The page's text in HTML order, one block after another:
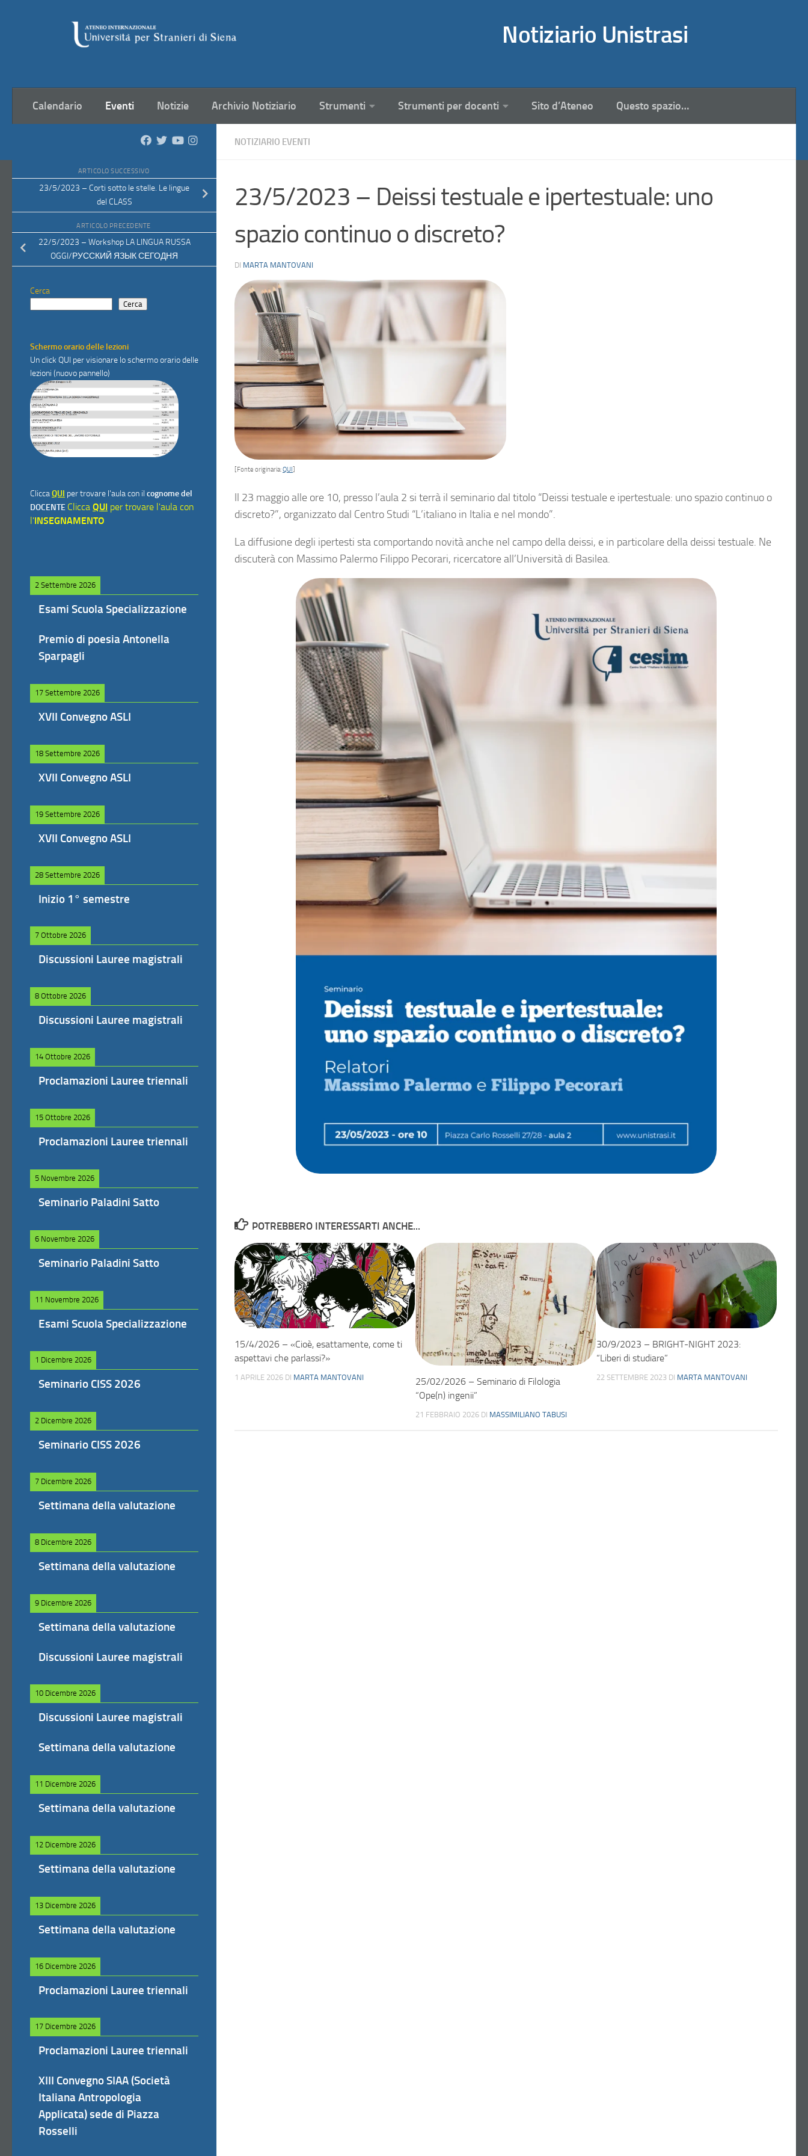
Notiziario Unistrasi
Calendario Eventi Notizie Archivio Notiziario Strumenti Strumenti per docenti Sito d’Ateneo Questo spazio…
NOTIZIARIO EVENTI
23/5/2023 – Deissi testuale e ipertestuale: uno
spazio continuo o discreto?
DI MARTA MANTOVANI
[Fonte originaria:QUI
Il 23 maggio alle ore 10, presso l’aula 2 si terrà il seminario dal titolo “Deissi testuale e ipertestuale: uno spazio continuo o
discreto?”, organizzato dal Centro Studi “L’italiano in Italia e nel mondo”.
La diffusione degli ipertesti sta comportando novità anche nel campo della deissi, e in particolare della deissi testuale. Ne
discuterà con Massimo Palermo Filippo Pecorari, ricercatore all’Università di Basilea.
POTREBBERO INTERESSARTI ANCHE...
15/4/2026 – «Cioè, esattamente, come ti
aspettavi che parlassi?»
1 APRILE 2026 DI MARTA MANTOVANI
25/02/2026 – Seminario di Filologia
“Ope(n) ingenii”
21 FEBBRAIO 2026 DI MASSIMILIANO TABUSI
30/9/2023 – BRIGHT-NIGHT 2023:
“Liberi di studiare”
22 SETTEMBRE 2023 DI MARTA MANTOVANI
ARTICOLO SUCCESSIVO
23/5/2023 – Corti sotto le stelle. Le lingue
del CLASS
ARTICOLO PRECEDENTE
22/5/2023 – Workshop LA LINGUA RUSSA
OGGI/РУССКИЙ ЯЗЫК СЕГОДНЯ
Cerca
Cerca
Schermo orario delle lezioni
Un click QUI per visionare lo schermo orario delle
lezioni (nuovo pannello)
CliccaQUI per trovare l'aula con il cognome del
DOCENTE Clicca QUI per trovare l'aula con
l'INSEGNAMENTO
2 Settembre 2026
Esami Scuola Specializzazione
Premio di poesia Antonella
Sparpagli
17 Settembre 2026
XVII Convegno ASLI
18 Settembre 2026
XVII Convegno ASLI
19 Settembre 2026
XVII Convegno ASLI
28 Settembre 2026
Inizio 1° semestre
7 Ottobre 2026
Discussioni Lauree magistrali
8 Ottobre 2026
Discussioni Lauree magistrali
14 Ottobre 2026
Proclamazioni Lauree triennali
15 Ottobre 2026
Proclamazioni Lauree triennali
5 Novembre 2026
Seminario Paladini Satto
6 Novembre 2026
Seminario Paladini Satto
11 Novembre 2026
Esami Scuola Specializzazione
1 Dicembre 2026
Seminario CISS 2026
2 Dicembre 2026
Seminario CISS 2026
7 Dicembre 2026
Settimana della valutazione
8 Dicembre 2026
Settimana della valutazione
9 Dicembre 2026
Settimana della valutazione
Discussioni Lauree magistrali
10 Dicembre 2026
Discussioni Lauree magistrali
Settimana della valutazione
11 Dicembre 2026
Settimana della valutazione
12 Dicembre 2026
Settimana della valutazione
13 Dicembre 2026
Settimana della valutazione
16 Dicembre 2026
Proclamazioni Lauree triennali
17 Dicembre 2026
Proclamazioni Lauree triennali
XIII Convegno SIAA (Società
Italiana Antropologia
Applicata) sede di Piazza
Rosselli